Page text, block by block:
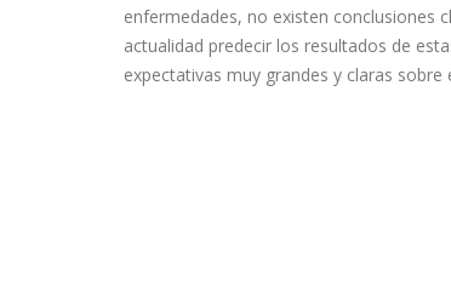
enfermedades, no existen conclusiones
actualidad predecir los resultados de
expectativas muy grandes y claras sobre